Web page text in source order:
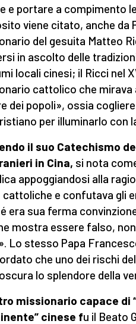
e portare a compimento
viene citato, anche da
del gesuita Matteo
in ascolto delle
locali cinesi; il Ricci nel
cattolico che
dei popoli», ossia
per illuminarlo con
il suo Catechismo
in Cina, si nota
appoggiandosi alla
cattoliche e confutava gli
era sua ferma
mostra essere falso,
Lo stesso Papa
che uno dei rischi
lo splendore della
missionario capace di
cinese fu il Beato